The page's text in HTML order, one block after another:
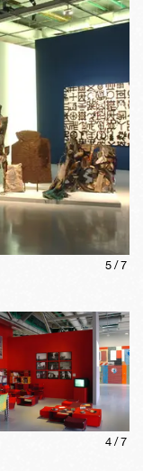
5 /7
4 /7